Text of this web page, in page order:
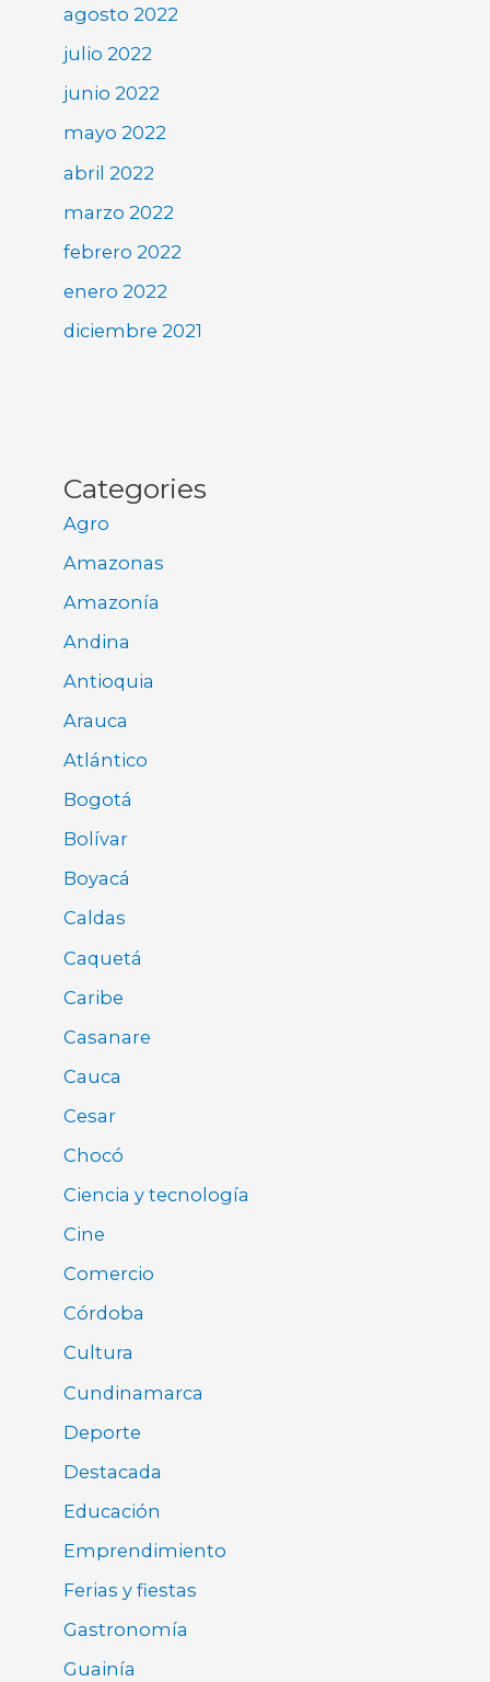
agosto 2022
julio 2022
junio 2022
mayo 2022
abril 2022
marzo 2022
febrero 2022
enero 2022
diciembre 2021
Categories
Agro
Amazonas
Amazonía
Andina
Antioquia
Arauca
Atlántico
Bogotá
Bolívar
Boyacá
Caldas
Caquetá
Caribe
Casanare
Cauca
Cesar
Chocó
Ciencia y tecnología
Cine
Comercio
Córdoba
Cultura
Cundinamarca
Deporte
Destacada
Educación
Emprendimiento
Ferias y fiestas
Gastronomía
Guainía